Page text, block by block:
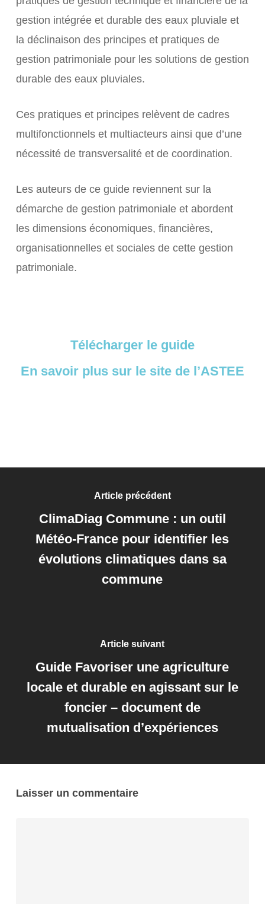
gestion intégrée et durable des eaux pluviale et
la déclinaison des principes et pratiques de
gestion patrimoniale pour les solutions de gestion
durable des eaux pluviales.
Ces pratiques et principes relèvent de cadres
multifonctionnels et multiacteurs ainsi que d’une
nécessité de transversalité et de coordination.
Les auteurs de ce guide reviennent sur la
démarche de gestion patrimoniale et abordent
les dimensions économiques, financières,
organisationnelles et sociales de cette gestion
patrimoniale.
Télécharger le guide
En savoir plus sur le site de l’ASTEE
Article précédent
ClimaDiag Commune : un outil
Météo-France pour identifier les
évolutions climatiques dans sa
commune
Article suivant
Guide Favoriser une agriculture
locale et durable en agissant sur le
foncier – document de
mutualisation d’expériences
Laisser un commentaire